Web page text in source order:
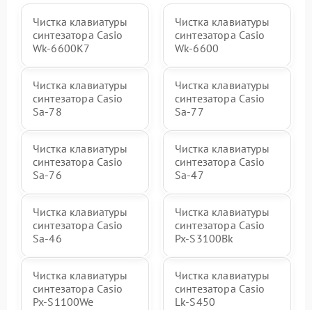
Чистка клавиатуры
синтезатора Casio
Wk-6600K7
Чистка клавиатуры
синтезатора Casio
Wk-6600
Чистка клавиатуры
синтезатора Casio
Sa-78
Чистка клавиатуры
синтезатора Casio
Sa-77
Чистка клавиатуры
синтезатора Casio
Sa-76
Чистка клавиатуры
синтезатора Casio
Sa-47
Чистка клавиатуры
синтезатора Casio
Sa-46
Чистка клавиатуры
синтезатора Casio
Px-S3100Bk
Чистка клавиатуры
синтезатора Casio
Px-S1100We
Чистка клавиатуры
синтезатора Casio
Lk-S450